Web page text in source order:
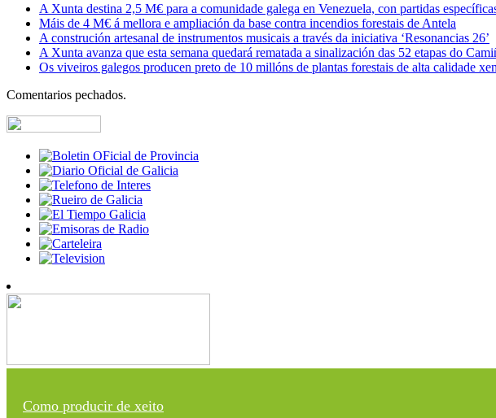
A Xunta destina 2,5 M€ para a comunidade galega en Venezuela, con partidas
Máis de 4 M€ á mellora e ampliación da base contra incendios forestais de Antela
A construción artesanal de instrumentos musicais a través da iniciativa ‘Resonancias 26’
A Xunta avanza que esta semana quedará rematada a sinalización das 52 etapas do
Os viveiros galegos producen preto de 10 millóns de plantas forestais de alta calidade
Comentarios pechados.
Como producir de xeito